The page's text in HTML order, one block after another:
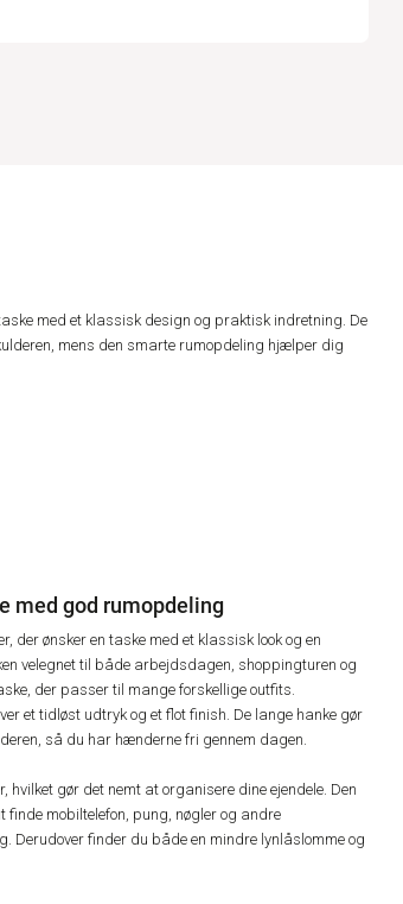
med et klassisk design og praktisk indretning. De
mens den smarte rumopdeling hjælper dig
med god rumopdeling
der ønsker en taske med et klassisk look og en
velegnet til både arbejdsdagen, shoppingturen og
der passer til mange forskellige outfits.
et tidløst udtryk og et flot finish. De lange hanke gør
så du har hænderne fri gennem dagen.
gør det nemt at organisere dine ejendele. Den
mobiltelefon, pung, nøgler og andre
Derudover finder du både en mindre lynlåslomme og